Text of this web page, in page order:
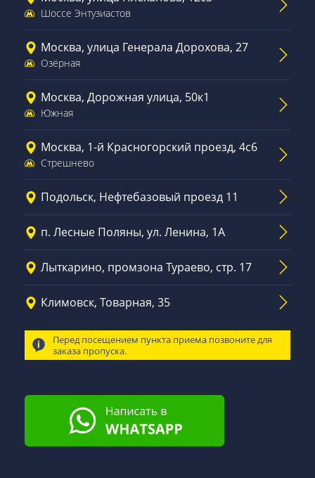
Шоссе Энтузиастов
Москва, улица Генерала Дорохова, 27
Озёрная
Москва, Дорожная улица, 50к1
Южная
Москва, 1-й Красногорский проезд, 4с6
Стрешнево
Подольск, Нефтебазовый проезд 11
п. Лесные Поляны, ул. Ленина, 1А
Лыткарино, промзона Тураево, стр. 17
Климовск, Товарная, 35
Перед посещением пункта приема позвоните для
заказа пропуска.